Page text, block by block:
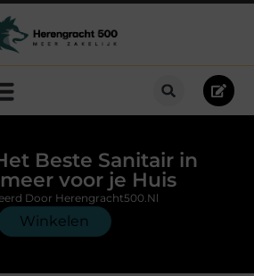
Beste Sanitair in
voor je Huis
Winkelen
Door Herengracht500.nl